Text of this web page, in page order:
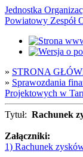
Jednostka
Powiatowy Zespół
» STRONA
» Sprawozdania
Projektowych w
Tytuł: Rachunek
Załączniki:
1) Rachunek